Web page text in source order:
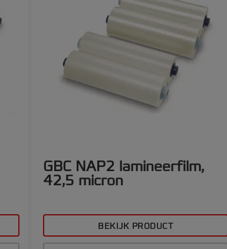
GBC NAP2 lamineerfilm,
42,5 micron
BEKIJK PRODUCT